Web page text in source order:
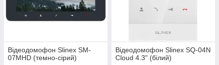
Відеодомофон Slinex SM-
07MHD (темно-сірий)
Відеодомофон Slinex SQ-04N
Cloud 4.3" (білий)